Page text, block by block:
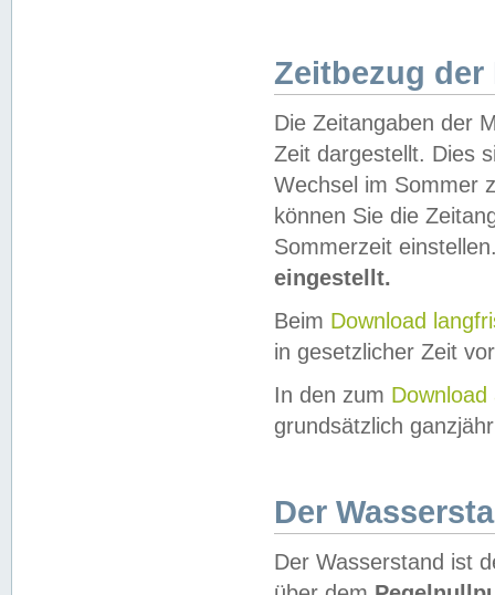
Zeitbezug der
Die Zeitangaben der
Zeit dargestellt. Dies
Wechsel im Sommer
können Sie die
Sommerzeit
eingestellt.
Beim Download
in gesetzlicher Zeit
In den zum Download
grundsätzlich
Der
Der Wasserstand ist